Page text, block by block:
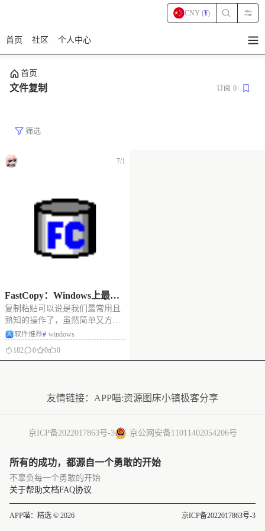
首页 社区 个人中心
CNY (¥)
首页
文件复制 订阅 0
筛选
7/1
FastCopy：Windows上最
快、最强的文件复制软件
复制粘贴可以说是我们最常用且
熟知的操作了，虽然简单又方
便，但在一些情况下也会影响到
量文件时，会出现耗时长、卡
同一目标文件的话，只能一个一
个来，比较浪费时间。
软件推荐# windows
182
0 0 0
友情链接： APP喵:资源 图床小镇极客分享
京ICP备2022017863号-3 京公网安备11011402054206号
所有的成功，都源自一个勇敢的开始
不辜负每一个勇敢的开始
关于帮助文档FAQ协议
APP喵：精选 © 2026 京ICP备2022017863号-3